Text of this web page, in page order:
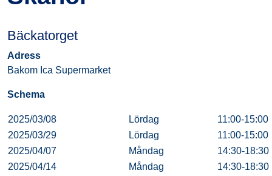
Bäckatorget
Adress
Bakom Ica Supermarket
Schema
2025/03/08 Lördag
11:00-15:00
2025/03/29
Lördag
11:00-15:00
2025/04/07
Måndag
14:30-18:30
2025/04/14
Måndag
14:30-18:30